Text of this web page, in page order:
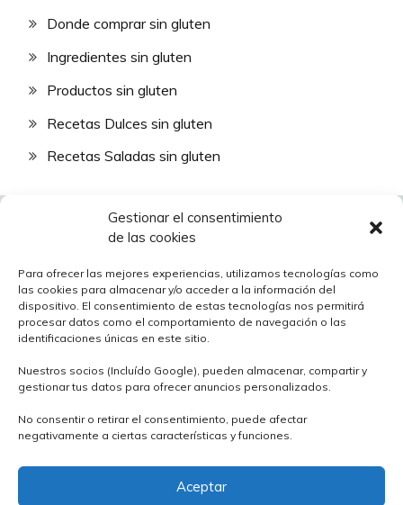
Gestionar el consentimiento
de las cookies
Para ofrecer las mejores experiencias, utilizamos tecnologías como
las cookies para almacenar y/o acceder a la información del
dispositivo. El consentimiento de estas tecnologías nos permitirá
procesar datos como el comportamiento de navegación o las
identificaciones únicas en este sitio.
Nuestros socios (Incluído Google), pueden almacenar, compartir y
gestionar tus datos para ofrecer anuncios personalizados.
No consentir o retirar el consentimiento, puede afectar
negativamente a ciertas características y funciones.
Aceptar
Donde comprar sin gluten
Ingredientes sin gluten
Productos sin gluten
Recetas Dulces sin gluten
Recetas Saladas sin gluten
Descubrir la comida sin gluten
Política de cookies (UE)
Política de privacidad